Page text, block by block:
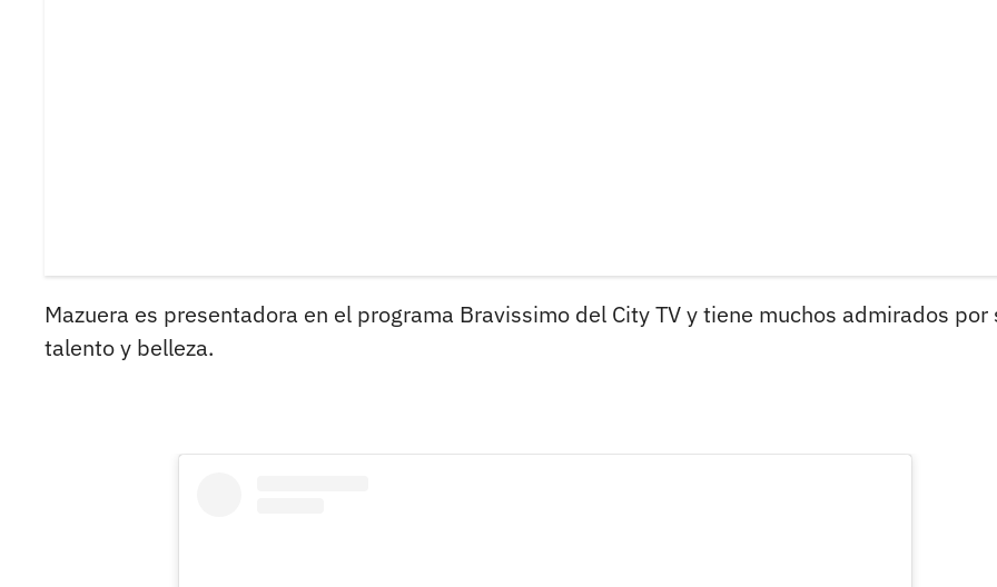
Mazuera es presentadora en el programa Bravissimo del City TV y tiene muchos admirados por
talento y belleza.